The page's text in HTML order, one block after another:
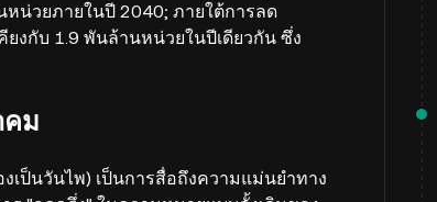
น่วยภายในปี 2040; ภายใต้การลด
งกับ 1.9 พันล้านหน่วยในปีเดียวกัน ซึ่ง
คม
ป็นวันไพ) เป็นการสื่อถึงความแม่นยำทาง